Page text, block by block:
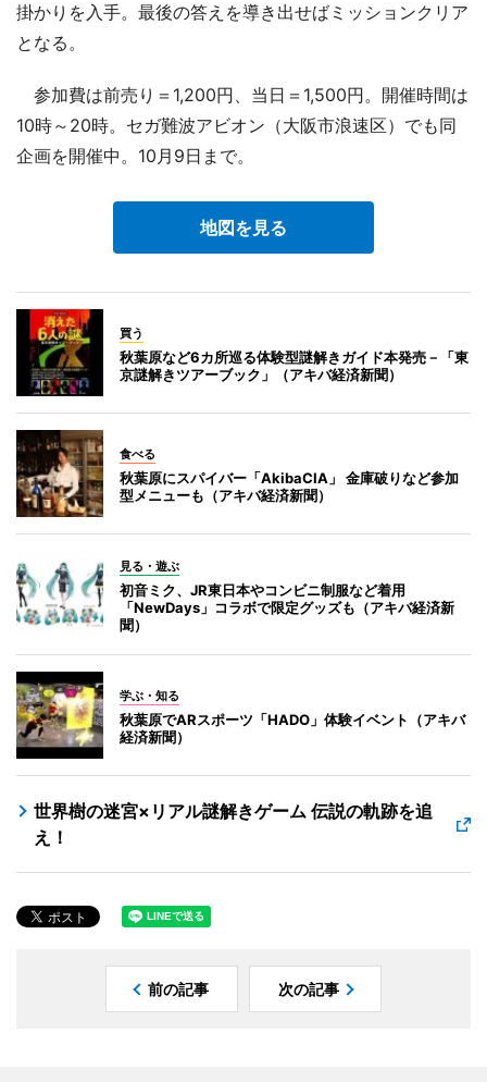
掛かりを入手。最後の答えを導き出せばミッションクリア
となる。
参加費は前売り＝1,200円、当日＝1,500円。開催時間は
10時～20時。セガ難波アビオン（大阪市浪速区）でも同
企画を開催中。10月9日まで。
地図を見る
買う
秋葉原など6カ所巡る体験型謎解きガイド本発売－「東
京謎解きツアーブック」（アキバ経済新聞）
食べる
秋葉原にスパイバー「AkibaCIA」 金庫破りなど参加
型メニューも（アキバ経済新聞）
見る・遊ぶ
初音ミク、JR東日本やコンビニ制服など着用
「NewDays」コラボで限定グッズも（アキバ経済新
聞）
学ぶ・知る
秋葉原でARスポーツ「HADO」体験イベント（アキバ
経済新聞）
世界樹の迷宮×リアル謎解きゲーム 伝説の軌跡を追
え！
前の記事 次の記事